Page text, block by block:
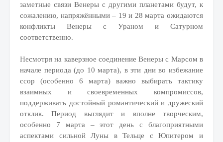
заметные связи Венеры с другими планетами будут, к
сожалению, напряжёнными – 19 и 28 марта ожидаются
конфликты Венеры с Ураном и Сатурном
соответственно.
Несмотря на каверзное соединение Венеры с Марсом в
начале периода (до 10 марта), в эти дни во избежание
ссор (особенно 6 марта) важно выбирать тактику
взаимных и своевременных компромиссов,
поддерживать достойный романтический и дружеский
отклик. Период выглядит и вполне творческим,
особенно 7 марта – этот день с благоприятными
аспектами сильной Луны в Тельце с Юпитером и